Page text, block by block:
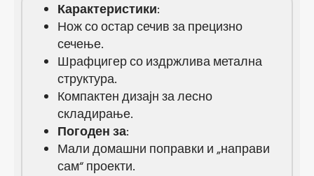
Карактеристики:
Нож со остар сечив за прецизно
сечење.
Шрафцигер со издржлива метална
структура.
Компактен дизајн за лесно
складирање.
Погоден за:
Мали домашни поправки и „направи
сам“ проекти.